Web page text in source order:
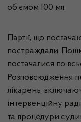
об’ємом 100 мл.
Партії, що
постраждали.
постачалися по
Розповсюдження
лікарень,
інтервенційну
та процедури